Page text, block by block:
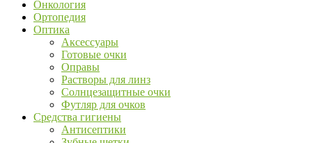
Онкология
Ортопедия
Оптика
Аксессуары
Готовые очки
Оправы
Растворы для линз
Солнцезащитные очки
Футляр для очков
Средства гигиены
Антисептики